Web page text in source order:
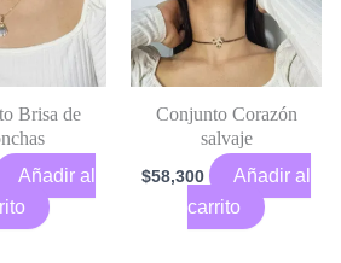
Brisa de
Añadir al
Conjunto Corazón
salvaje
$58,300
Añadir al
carrito